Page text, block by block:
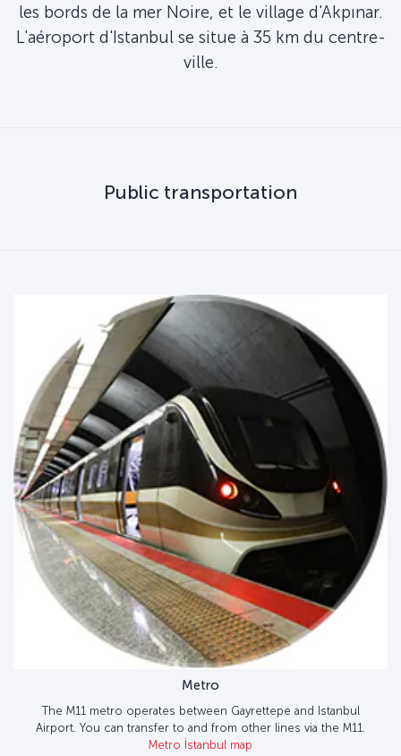
les bords de la mer Noire, et le village d'Akpınar.
L'aéroport d'Istanbul se situe à 35 km du centre-
ville.
Public transportation
Metro
The M11 metro operates between Gayrettepe and Istanbul
Airport. You can transfer to and from other lines via the M11.
Metro İstanbul map